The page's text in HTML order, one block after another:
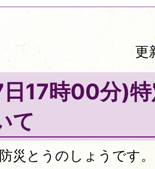
更
17時00分)
て
災とうのしょうです。